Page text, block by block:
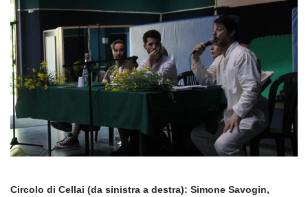
Circolo di Cellai (da sinistra a destra): Simone Savogin,